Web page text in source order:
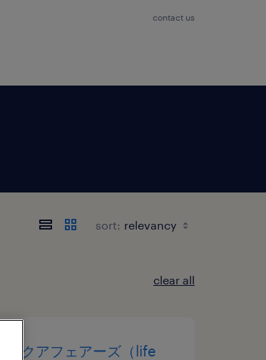
contact us
sort:
clear all
ックアフェアーズ（life